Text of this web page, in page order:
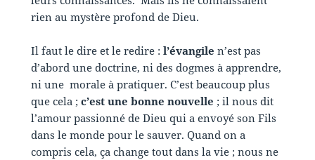
rien au mystère profond de Dieu.
Il faut le dire et le redire :l’évangilen’est pas
d’abord une doctrine, ni des dogmes à apprendre,
ni une morale à pratiquer. C’est beaucoup plus
que cela ;c’est une bonne nouvelle ; il nous dit
l’amour passionné de Dieu qui a envoyé son Fils
dans le monde pour le sauver. Quand on a
compris cela, ça change tout dans la vie ; nous ne